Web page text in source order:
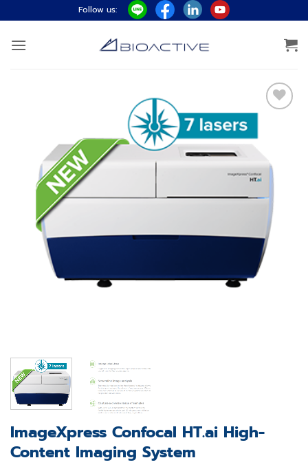
ไป
ยัง
Follow us:
wishlist
ImageXpress Confocal HT.ai High-
Content Imaging System